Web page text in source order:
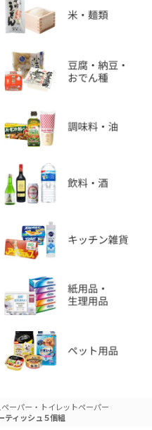
ペーパー・トイレットペーパー
ティッシュ５個組